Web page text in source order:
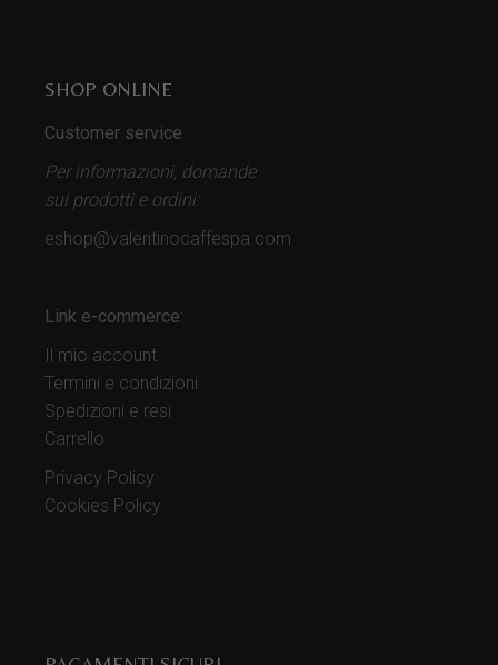
SHOP ONLINE
Customer service
Per informazioni, domande
sui prodotti e ordini:
eshop@valentinocaffespa.com
Link e-commerce:
Il mio account
Termini e condizioni
Spedizioni e resi
Carrello
Privacy Policy
Cookies Policy